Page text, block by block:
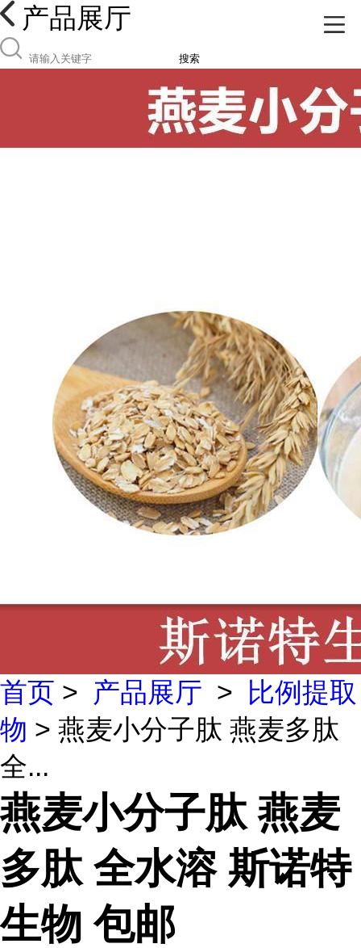
产品展厅
搜索
首页 > 产品展厅 >
比例提取
物 > 燕麦小分子肽 燕麦多肽
全...
燕麦小分子肽 燕麦
多肽 全水溶 斯诺特
生物 包邮